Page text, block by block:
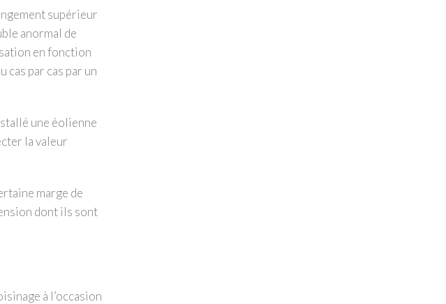
supérieur
anormal de
en fonction
cas par cas par un
une éolienne
la valeur
marge de
dont ils sont
à l’occasion